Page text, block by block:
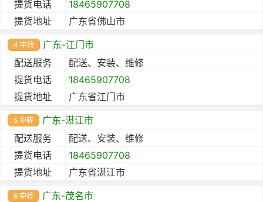
提货电话
18465907708
提货地址
广东省佛山市
4 中转
广东-江门市
配送服务
配送、安装、维修
提货电话
18465907708
提货地址
广东省江门市
5 中转
广东-湛江市
配送服务
配送、安装、维修
提货电话
18465907708
提货地址
广东省湛江市
6 中转
广东-茂名市